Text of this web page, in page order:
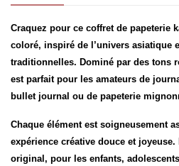
Craquez pour ce coffret de papeterie
coloré, inspiré de l’univers asiatique
traditionnelles. Dominé par des tons
est parfait pour les amateurs de
bullet journal ou de papeterie
Chaque élément est soigneusement
expérience créative douce et joyeuse.
original, pour les enfants,